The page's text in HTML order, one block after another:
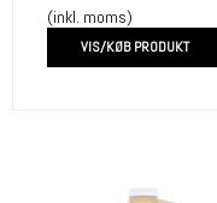
(inkl. moms)
VIS/KØB PRODUKT